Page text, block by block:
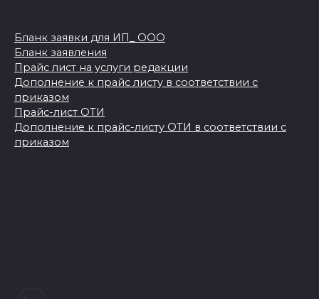
Бланк заявки для ИП_ ООО
Бланк заявления
Прайс лист на услуги редакции
Дополнение к прайс листу в соответствии с
приказом
Прайс-лист ОТИ
Дополнение к прайс-листу ОТИ в соответствии с
приказом